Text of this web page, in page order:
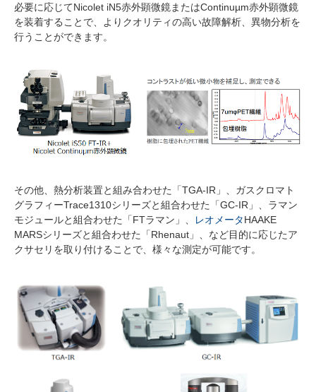
必要に応じてNicolet iN5赤外顕微鏡またはContinuµm赤外顕微鏡
を装着することで、よりクオリティの高い故障解析、異物分析を
行うことができます。
その他、熱分析装置と組み合わせた「TGA-IR」、ガスクロマト
グラフィーTrace1310シリーズと組合わせた「GC-IR」、ラマン
モジュールと組合わせた「FTラマン」、
レオメータHAAKE
MARSシリーズと組合わせた「Rhenaut」、など目的に応じたア
クサセリを取り付けることで、様々な測定が可能です。